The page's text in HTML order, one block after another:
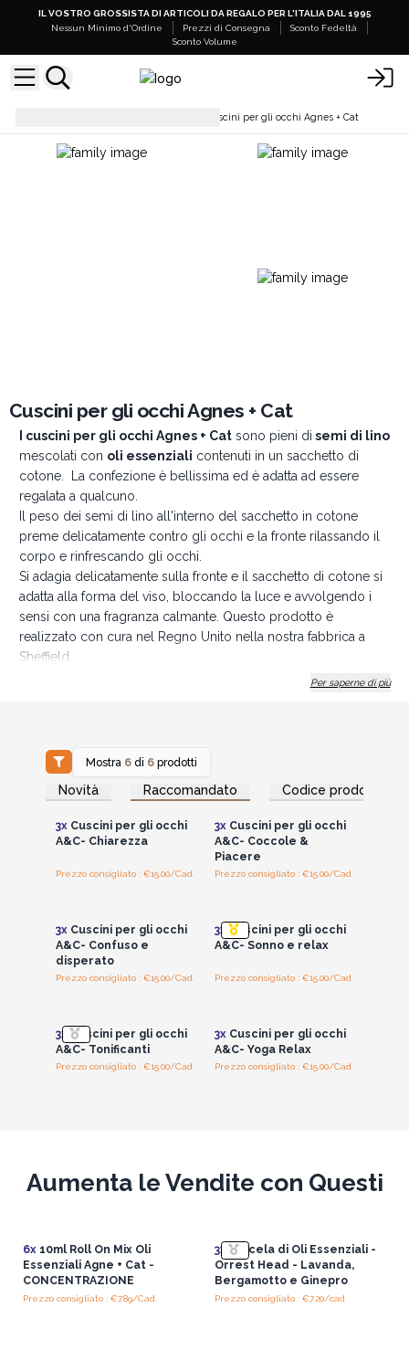
IL VOSTRO GROSSISTA DI ARTICOLI DA REGALO PER L'ITALIA DAL 1995
Nessun Minimo d'Ordine
Prezzi di Consegna
Sconto Fedeltà
Sconto Volume
Cuscini per gli occhi Agnes + Cat
Cuscini per gli occhi Agnes + Cat
I cuscini per gli occhi Agnes + Catsono pieni di semi di lino
mescolati con oli essenziali contenuti in un sacchetto di
cotone. La confezione è bellissima ed è adatta ad essere
regalata a qualcuno.
Il peso dei semi di lino all'interno del sacchetto in cotone
preme delicatamente contro gli occhi e la fronte rilassando il
corpo e rinfrescando gli occhi.
Si adagia delicatamente sulla fronte e il sacchetto di cotone si
adatta alla forma del viso, bloccando la luce e avvolgendo i
sensi con una fragranza calmante. Questo prodotto è
realizzato con cura nel Regno Unito nella nostra fabbrica a
Sheffield.
Per saperne di più
Mostra 6 di 6 prodotti
Novità Raccomandato Codice prodotto
Accedi per vedere
i prezzi all'ingrosso
3xCuscini per gli occhi
A&C- Chiarezza
Prezzo consigliato : €15.00/Cad.
Accedi per vedere
i prezzi all'ingrosso
3xCuscini per gli occhi
A&C- Coccole &
Piacere
Prezzo consigliato : €15.00/Cad.
3xCuscini per gli occhi
A&C- Confuso e
disperato
Prezzo consigliato : €15.00/Cad.
3x Cuscini per gli occhi
A&C- Sonno e relax
Prezzo consigliato : €15.00/Cad.
3x Cuscini per gli occhi
A&C- Tonificanti
Prezzo consigliato : €15.00/Cad.
3xCuscini per gli occhi
A&C- Yoga Relax
Prezzo consigliato : €15.00/Cad.
Aumenta le Vendite con Questi
6x10ml Roll On Mix Oli
Essenziali Agne + Cat -
CONCENTRAZIONE
Prezzo consigliato : €7.89/Cad.
3x Miscela di Oli Essenziali -
Orrest Head - Lavanda,
Bergamotto e Ginepro
Prezzo consigliato : €7.20/cad